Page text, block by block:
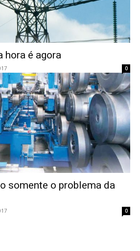
hora é agora
0
somente o problema da
0